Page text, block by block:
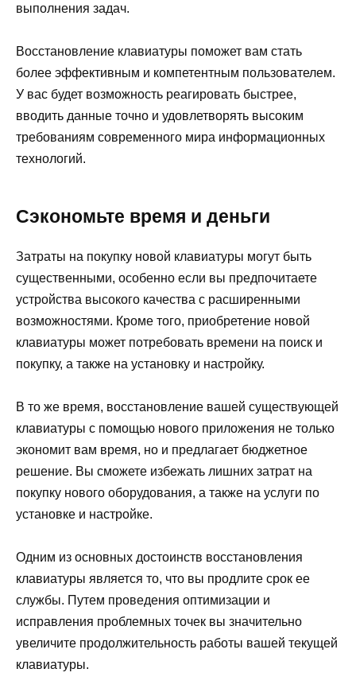
выполнения задач.
Восстановление клавиатуры поможет вам стать
более эффективным и компетентным пользователем.
У вас будет возможность реагировать быстрее,
вводить данные точно и удовлетворять высоким
требованиям современного мира информационных
технологий.
Сэкономьте время и деньги
Затраты на покупку новой клавиатуры могут быть
существенными, особенно если вы предпочитаете
устройства высокого качества с расширенными
возможностями. Кроме того, приобретение новой
клавиатуры может потребовать времени на поиск и
покупку, а также на установку и настройку.
В то же время, восстановление вашей существующей
клавиатуры с помощью нового приложения не только
экономит вам время, но и предлагает бюджетное
решение. Вы сможете избежать лишних затрат на
покупку нового оборудования, а также на услуги по
установке и настройке.
Одним из основных достоинств восстановления
клавиатуры является то, что вы продлите срок ее
службы. Путем проведения оптимизации и
исправления проблемных точек вы значительно
увеличите продолжительность работы вашей текущей
клавиатуры.